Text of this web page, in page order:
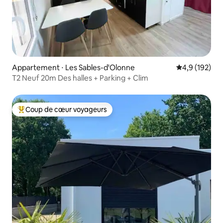
Appartement ⋅ Les Sables-d'Olonne Évaluation
4,9 (192)
T2 Neuf 20m Des halles + Parking + Clim
Coups de cœur voyageurs les plus appréciés
Coup de cœur voyageurs